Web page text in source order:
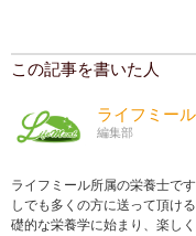
この記事を書いた人
ライフミー
編集部
ライフミール所属の栄養士で
しでも多くの方に送って頂け
礎的な栄養学に始まり、楽し